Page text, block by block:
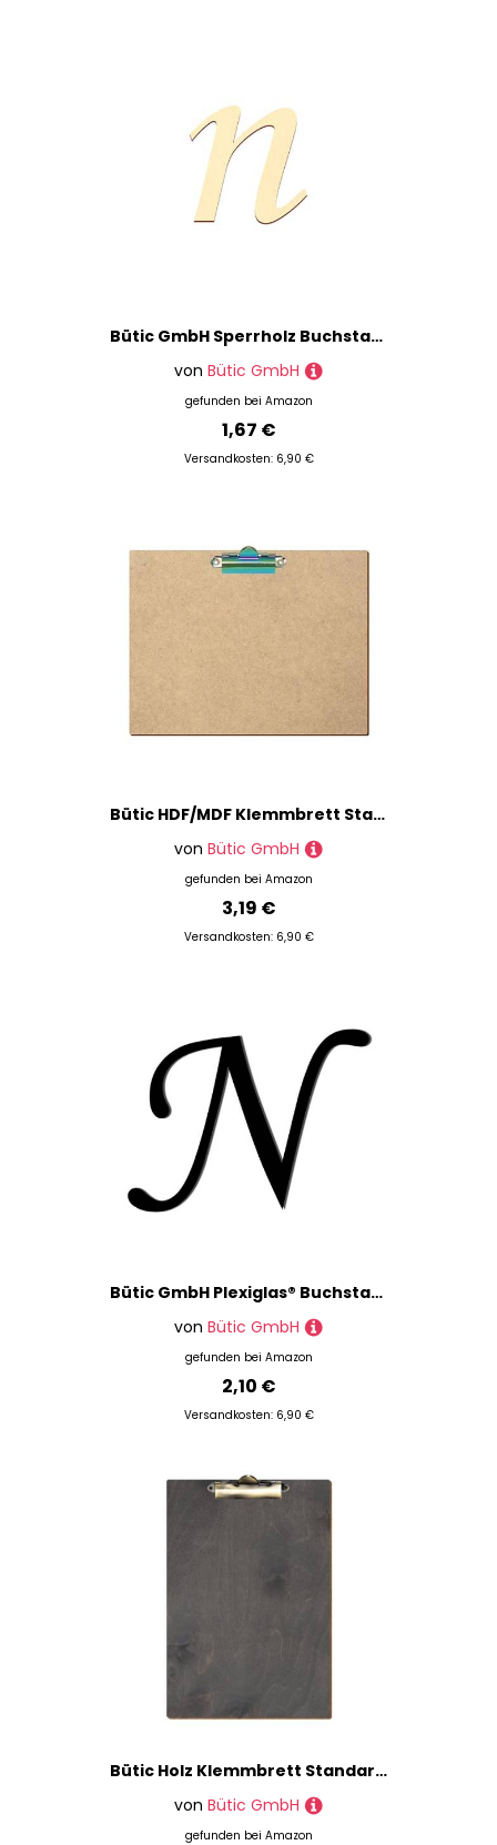
Bütic GmbH Sperrholz Buchstaben - MT5-20 - Wunschtext/Schriftzug mit Größenauswahl - Pappel 3mm, Größe:10cm, Buchstaben:kleines n
von Bütic GmbH
gefunden bei Amazon
1,67 €
Versandkosten: 6,90 €
Bütic HDF/MDF Klemmbrett Standardform für DIN A3 A4 A5 A6 Clipboard aus 3mm starkem HDF, Format:A5 quer, Klemme:Zahnklemme Regenbogen
von Bütic GmbH
gefunden bei Amazon
3,19 €
Versandkosten: 6,90 €
Bütic GmbH Plexiglas® Buchstaben schwarz - MT - 3mm Acrylglas Wunschtext/Schriftzug, Größe:Höhe 5cm, Buchstaben:großes N
von Bütic GmbH
gefunden bei Amazon
2,10 €
Versandkosten: 6,90 €
Bütic Holz Klemmbrett Standardform Grau für DIN A3 A4 A5 A6 aus 3 mm Birkensperrholz und mit widerstandsfähigem Klarlack versiegelt, Format:A4 hoch, Klemme:Zahnklemme antik
von Bütic GmbH
gefunden bei Amazon